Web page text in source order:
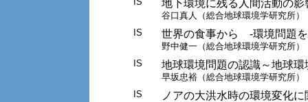
地下環境に残る人間活動の
谷口真人（総合地球環境学研究所）
IS
世界の食事から -環境問題
野中健一（総合地球環境学研究所）
IS
地球環境問題の認識～地球
早坂忠裕（総合地球環境学研究所）
IS
ノアの大洪水時の環境変化